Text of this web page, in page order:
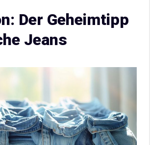
Der Geheimtipp
Jeans